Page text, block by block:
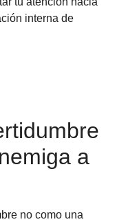
interna de
a
no como una